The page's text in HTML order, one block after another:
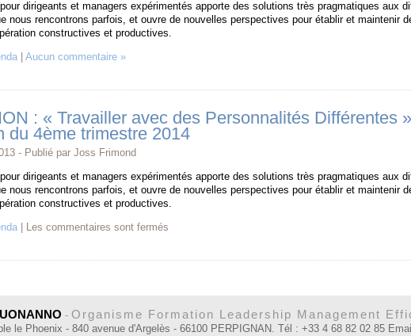
dirigeants et managers expérimentés apporte des solutions très pragmatiques aux
nous rencontrons parfois, et ouvre de nouvelles perspectives pour établir et maintenir
constructives et productives.
Aucun commentaire »
: « Travailler avec des Personnalités Différentes
du 4ème trimestre 2014
- Publié par Joss Frimond
dirigeants et managers expérimentés apporte des solutions très pragmatiques aux
nous rencontrons parfois, et ouvre de nouvelles perspectives pour établir et maintenir
constructives et productives.
Les commentaires sont fermés
- Organisme Formation Leadership Management
le Phoenix - 840 avenue d'Argelès - 66100 PERPIGNAN. Tél : +33 4 68 82 02 85